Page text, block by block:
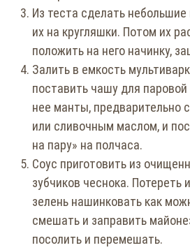
Из теста сделать небольшие
их на кругляшки. Потом их
положить на него начинку,
Залить в емкость
поставить чашу для
нее манты, предварительно
или сливочным маслом, и
на пару» на полчаса.
Соус приготовить из
зубчиков чеснока. Потереть
зелень нашинковать как
смешать и заправить
посолить и перемешать.